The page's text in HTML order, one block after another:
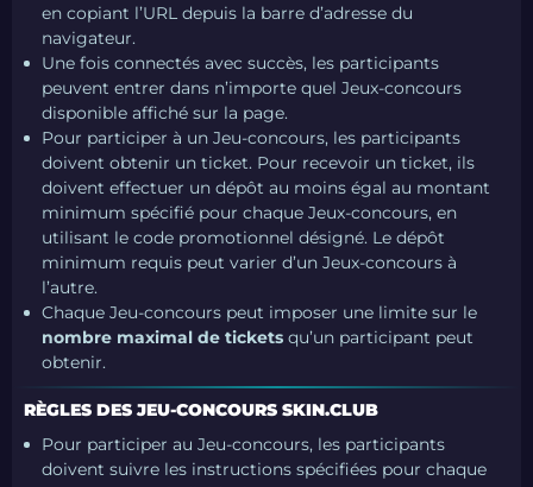
en copiant l’URL depuis la barre d’adresse du
navigateur.
Une fois connectés avec succès, les participants
peuvent entrer dans n’importe quel Jeux-concours
disponible affiché sur la page.
Pour participer à un Jeu-concours, les participants
doivent obtenir un ticket. Pour recevoir un ticket, ils
doivent effectuer un dépôt au moins égal au montant
minimum spécifié pour chaque Jeux-concours, en
utilisant le code promotionnel désigné. Le dépôt
minimum requis peut varier d’un Jeux-concours à
l’autre.
Chaque Jeu-concours peut imposer une limite sur le
nombre maximal de tickets qu’un participant peut
obtenir.
RÈGLES DES JEU-CONCOURS SKIN.CLUB
Pour participer au Jeu-concours, les participants
doivent suivre les instructions spécifiées pour chaque